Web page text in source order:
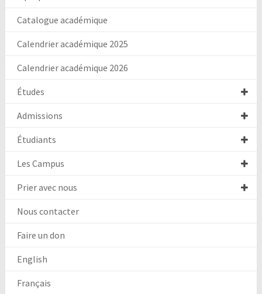
Catalogue académique
Calendrier académique 2025
Calendrier académique 2026
Études
Admissions
Étudiants
Les Campus
Prier avec nous
Nous contacter
Faire un don
English
Français